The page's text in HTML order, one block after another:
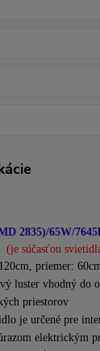
2835)/65W/
(je súčasťou
priemer:
luster vhodný do
priestorov
je určené pre
elektrickým